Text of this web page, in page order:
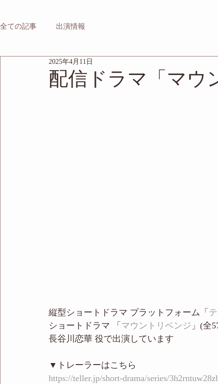
全ての記事 出演情報
配信ドラマ「マウ
2025年4月11日
縦型ショートドラマ プラットフォーム「
ショートドラマ 「 マウントリベンジ 」(全
長谷川恋華 役で出演しています
▼トレーラーはこちら
https://teller.jp/short-drama/series/